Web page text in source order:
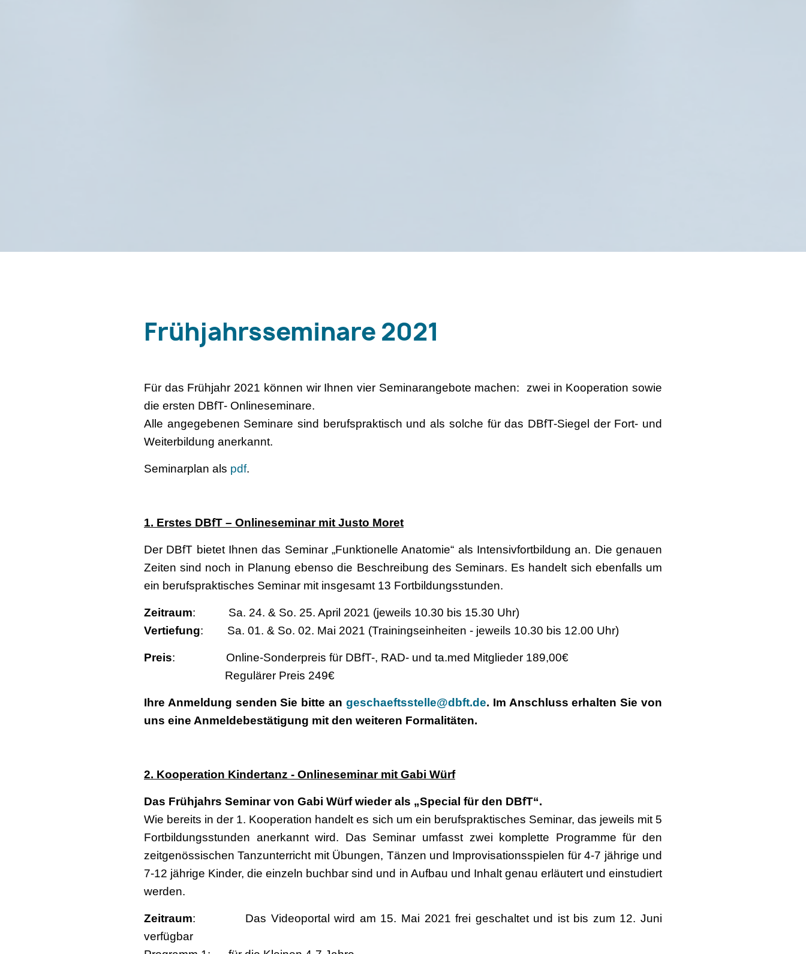
Frühjahrsseminare 2021
Für das Frühjahr 2021 können wir Ihnen vier Seminarangebote machen: zwei in Kooperation sowie
die ersten DBfT- Onlineseminare.
Alle angegebenen Seminare sind berufspraktisch und als solche für das DBfT-Siegel der Fort- und
Weiterbildung anerkannt.
Seminarplan als pdf.
1. Erstes DBfT – Onlineseminar mit Justo Moret
Der DBfT bietet Ihnen das Seminar „Funktionelle Anatomie“ als Intensivfortbildung an. Die genauen
Zeiten sind noch in Planung ebenso die Beschreibung des Seminars. Es handelt sich ebenfalls um
ein berufspraktisches Seminar mit insgesamt 13 Fortbildungsstunden.
Zeitraum: Sa. 24. & So. 25. April 2021 (jeweils 10.30 bis 15.30 Uhr)
Vertiefung: Sa. 01. & So. 02. Mai 2021 (Trainingseinheiten - jeweils 10.30 bis 12.00 Uhr)
Preis: Online-Sonderpreis für DBfT-, RAD- und ta.med Mitglieder 189,00€
Regulärer Preis 249€
Ihre Anmeldung senden Sie bitte an geschaeftsstelle@dbft.de. Im Anschluss erhalten Sie von
uns eine Anmeldebestätigung mit den weiteren Formalitäten.
2. Kooperation Kindertanz - Onlineseminar mit Gabi Würf
Das Frühjahrs Seminar von Gabi Würf wieder als „Special für den DBfT“.
Wie bereits in der 1. Kooperation handelt es sich um ein berufspraktisches Seminar, das jeweils mit 5
Fortbildungsstunden anerkannt wird. Das Seminar umfasst zwei komplette Programme für den
zeitgenössischen Tanzunterricht mit Übungen, Tänzen und Improvisationsspielen für 4-7 jährige und
7-12 jährige Kinder, die einzeln buchbar sind und in Aufbau und Inhalt genau erläutert und einstudiert
werden.
Zeitraum: Das Videoportal wird am 15. Mai 2021 frei geschaltet und ist bis zum 12. Juni
verfügbar